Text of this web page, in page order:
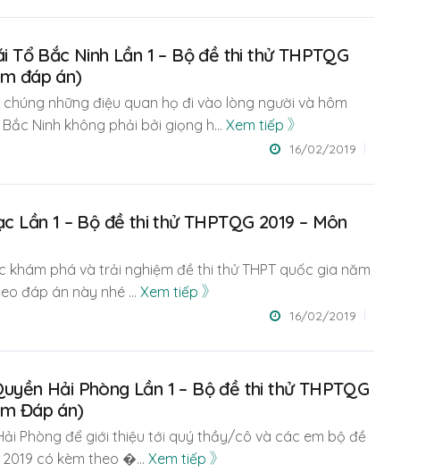
Tổ Bắc Ninh Lần 1 – Bộ đề thi thử THPTQG
đáp án)
những điệu quan họ đi vào lòng người và hôm
Ninh không phải bởi giọng h... Xem tiếp
16/02/2019
Lần 1 – Bộ đề thi thử THPTQG 2019 – Môn
khám phá và trải nghiệm đề thi thử THPT quốc gia năm
đáp án này nhé ... Xem tiếp
16/02/2019
Hải Phòng Lần 1 – Bộ đề thi thử THPTQG
Đáp án)
Phòng để giới thiệu tới quý thầy/cô và các em bộ đề
2019 có kèm theo �... Xem tiếp